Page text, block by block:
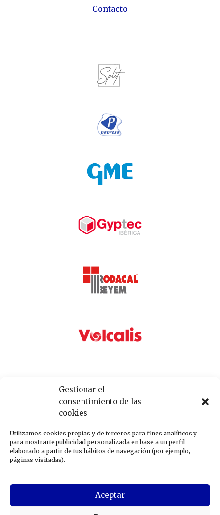
Gestionar el
consentimiento de las
cookies
Utilizamos cookies propias y de terceros para fines analíticos y
para mostrarte publicidad personalizada en base a un perfil
elaborado a partir de tus hábitos de navegación (por ejemplo,
páginas visitadas).
Aceptar
Contacto